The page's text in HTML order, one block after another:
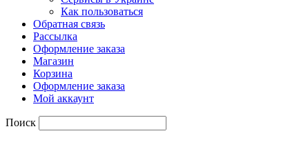
Как пользоваться
Обратная связь
Рассылка
Оформление заказа
Магазин
Корзина
Оформление заказа
Мой аккаунт
Поиск